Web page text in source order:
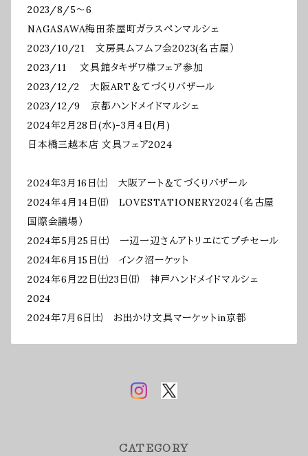
2023/8/5～6
NAGASAWA梅田茶屋町ガラスペンマルシェ
2023/10/21 文房具ムフムフ会2023(名古屋）
2023/11 文具館タキザワ様フェア参加
2023/12/2 大阪ART＆てづくりバザール
2023/12/9 京都ハンドメイドマルシェ
2024年2月28日(水)-3月4日(月)
日本橋三越本店 文具フェア2024
2024年3月16日㈯ 大阪アート＆てづくりバザール
2024年4月14日㈰ LOVESTATIONERY2024（名古屋
国際会議場）
2024年5月25日㈯ 一辺一辺さんアトリエにてプチセール
2024年6月15日㈯ インク沼ーケット
2024年6月22日㈯23日㈰ 神戸ハンドメイドマルシェ
2024
2024年7月6日㈯ お出かけ文具マーケットin京都
CATEGORY